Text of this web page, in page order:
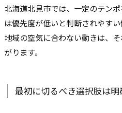
北海道北見市では、一定のテン
は優先度が低いと判断されやすい
地域の空気に合わない動きは、
がります。
最初に切るべき選択肢は明